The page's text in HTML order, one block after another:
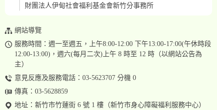
財團法人伊甸社會福利基金會新竹分事務所
網站導覽
服務時間：週一至週五，上午8:00-12:00 下午13:00-17:00(午休時段
12:00-13:00)，週六(每月二次)上午 8 時至 12 時（以網站公告為
主）
意見反應及服務電話：03-5623707 分機 0
傳真：03-5628859
地址： 新竹市竹蓮街 6 號 1 樓（新竹市身心障礙福利服務中心）